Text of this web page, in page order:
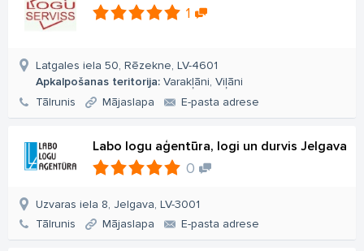
1
Latgales iela 50, Rēzekne, LV-4601
Apkalpošanas teritorija: Varakļāni, Viļāni
Tālrunis
Mājaslapa E-pasta adrese
Labo logu aģentūra, logi un durvis Jelgava
0
Uzvaras iela 8, Jelgava, LV-3001
Tālrunis
Mājaslapa E-pasta adrese